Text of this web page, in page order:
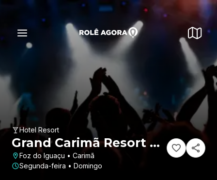
Hotel Resort
Grand Carimã Resort &
Convention Center
Foz do Iguaçu • Carimã
Segunda-feira • Domingo